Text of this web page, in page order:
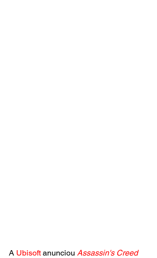
A Ubisoft anunciou Assassin's Creed